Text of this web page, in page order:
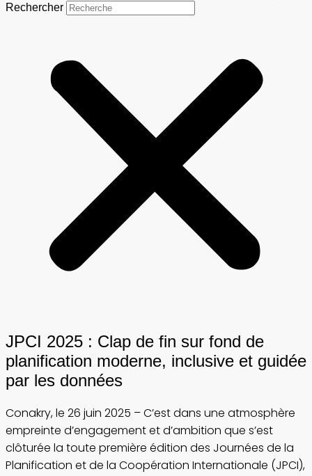
Rechercher
JPCI 2025 : Clap de fin sur fond de
planification moderne, inclusive et guidée
par les données
Conakry, le 26 juin 2025 – C’est dans une atmosphère
empreinte d’engagement et d’ambition que s’est
clôturée la toute première édition des Journées de la
Planification et de la Coopération Internationale (JPCI),